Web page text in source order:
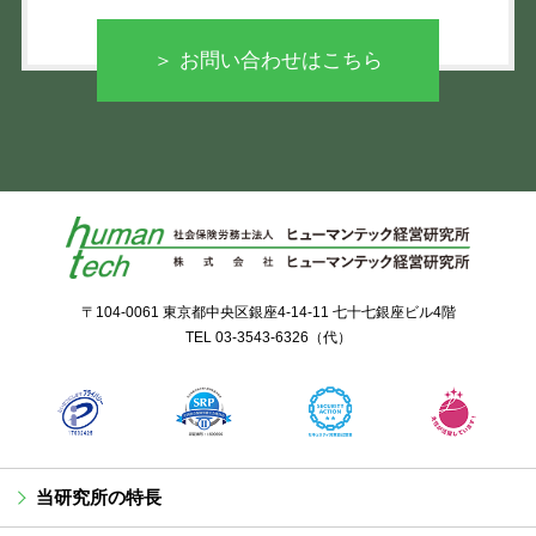
＞ お問い合わせはこちら
〒104-0061 東京都中央区銀座4-14-11 七十七銀座ビル4階
TEL 03-3543-6326 （代）
当研究所の特長